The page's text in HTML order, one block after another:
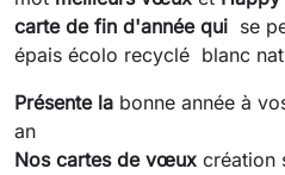
carte de fin d'année qui se
épais écolo recyclé blanc
Présente la bonne année à
an
Nos cartes de vœux création